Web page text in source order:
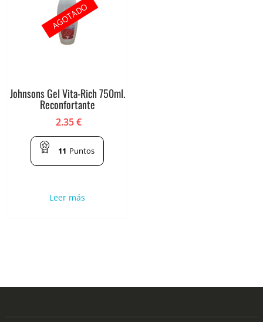
Johnsons Gel Vita-Rich 750ml.
Reconfortante
2.35€
11 Puntos
Leer más
AGOTADO